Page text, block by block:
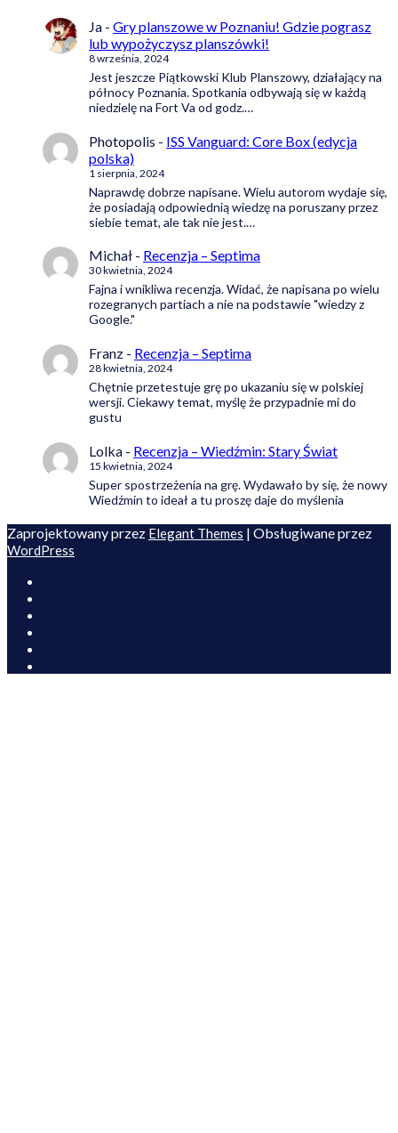
Ja - Gry planszowe w Poznaniu! Gdzie pograsz
lub wypożyczysz planszówki!
8 września, 2024
Jest jeszcze Piątkowski Klub Planszowy, działający na
północy Poznania. Spotkania odbywają się w każdą
niedzielę na Fort Va od godz.…
Photopolis - ISS Vanguard: Core Box (edycja
polska)
1 sierpnia, 2024
Naprawdę dobrze napisane. Wielu autorom wydaje się,
że posiadają odpowiednią wiedzę na poruszany przez
siebie temat, ale tak nie jest.…
Michał - Recenzja – Septima
30 kwietnia, 2024
Fajna i wnikliwa recenzja. Widać, że napisana po wielu
rozegranych partiach a nie na podstawie "wiedzy z
Google."
Franz - Recenzja – Septima
28 kwietnia, 2024
Chętnie przetestuje grę po ukazaniu się w polskiej
wersji. Ciekawy temat, myślę że przypadnie mi do
gustu
Lolka - Recenzja – Wiedźmin: Stary Świat
15 kwietnia, 2024
Super spostrzeżenia na grę. Wydawało by się, że nowy
Wiedźmin to ideał a tu proszę daje do myślenia
Zaprojektowany przez Elegant Themes | Obsługiwane przez
WordPress